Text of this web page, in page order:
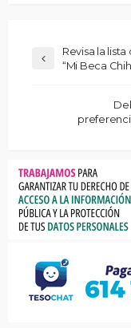
Revisa la
“Mi Beca